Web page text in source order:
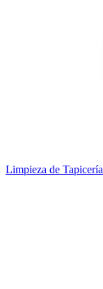
Limpieza de Tapicería